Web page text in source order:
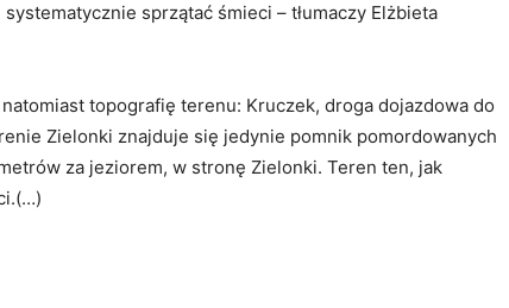
sprzątać śmieci – tłumaczy Elżbieta
topografię terenu: Kruczek, droga dojazdowa do
Zielonki znajduje się jedynie pomnik pomordowanych
za jeziorem, w stronę Zielonki. Teren ten, jak